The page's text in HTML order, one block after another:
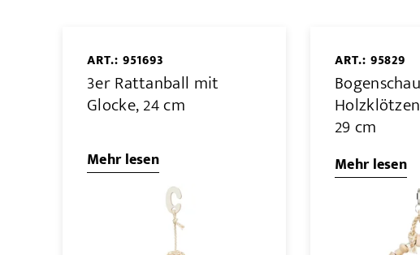
ART.: 951693
3er Rattanball mit
Glocke, 24 cm
Mehr lesen
ART.: 95829
29 cm
Mehr lesen